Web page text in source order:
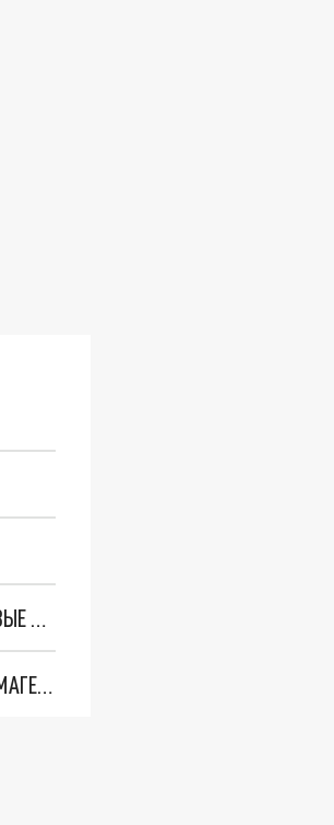
"ОЧЕНЬ ПЛОХИЕ НОВОСТИ": БОЛЬШАЯ ОШИБКА PALANTIR В РОССИИ. СТРАНЫ НАТО ВПЕРВЫЕ ЗА СВО ОСТАНОВИЛИ ПОСТАВКИ ОРУЖИЯ. ВСУ ТЕРЯЮТ ПРИГРАНИЧЬЕ?
ТРИ ГЛАВНЫХ ИНСАЙДА ОБ СВО. ОТМЕНА МОБИЛИЗАЦИИ И ВОЗВРАЩЕНИЕ "ГЕНЕРАЛА АРМАГЕДДОНА"? ОТЛИЧНЫЕ НОВОСТИ, КОТОРЫЕ ЖДАЛИ ВСЕ